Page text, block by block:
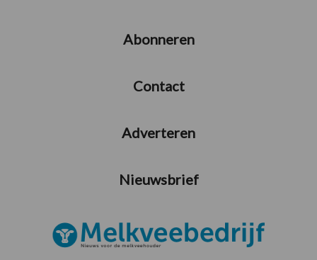
Abonneren
Contact
Adverteren
Nieuwsbrief